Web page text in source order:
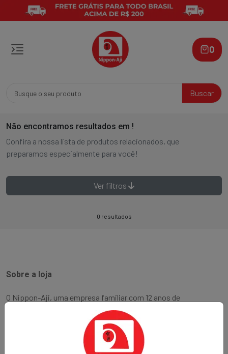
Buscar
0
Não encontramos resultados em !
Confira a nossa lista de produtos relacionados, que
preparamos especialmente para você!
Ver filtros
0 resultados
Sobre a loja
O Nippon-Aji, uma empresa familiar com 12 anos de
experiência, é especializada em produtos orientais e naturais.
Fundada no bairro Bigorrilho em Curitiba, temos o
compromisso de oferecer aos nossos clientes qualidade,
preços justos e um atendimento excepcional. Descubra a